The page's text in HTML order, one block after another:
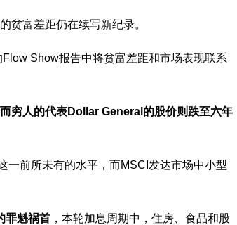
富差距仍在续写新纪录。
Show报告中将贫富差距和市场表现联系
穷人的代表Dollar General的股价则跌至六年
前所未有的水平，而MSCI发达市场中小型
罪魁祸首 ，本轮加息周期中，住房、食品和股